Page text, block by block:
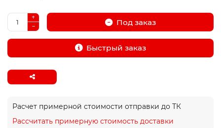
Под заказ
Быстрый заказ
Расчет примерной стоимости отправки до ТК
Рассчитать примерную стоимость доставки